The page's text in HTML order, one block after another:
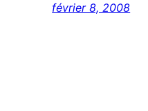
février 8, 2008